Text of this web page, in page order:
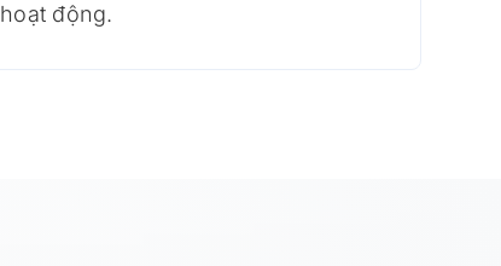
hoạt động.